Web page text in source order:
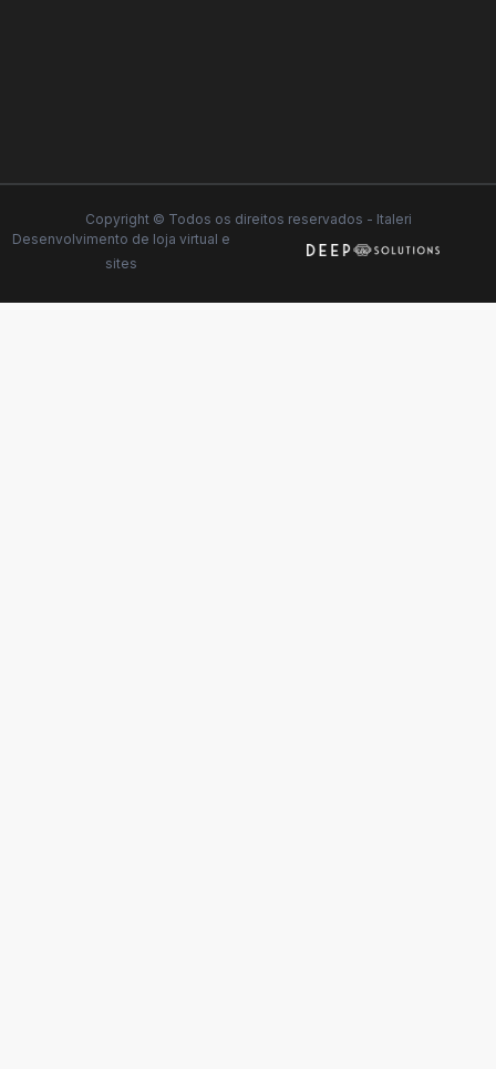
Copyright © Todos os direitos reservados - Italeri
Desenvolvimento de loja virtual e
sites